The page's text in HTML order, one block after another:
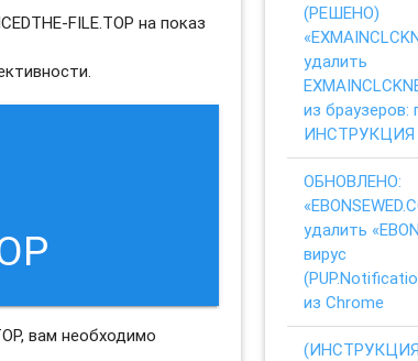
FILE.TOP на показ
вам необходимо
(РЕШЕНО)
удалить
из браузеров:
ИНСТРУКЦИЯ
ОБНОВЛЕНО:
удалить
вирус
из Chrome